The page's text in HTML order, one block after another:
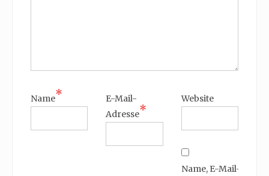
Name*
E-Mail-
Adresse*
Website
Name, E-Mail-